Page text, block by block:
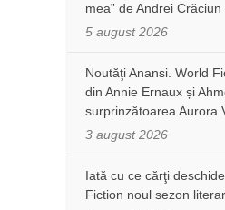
mea” de Andrei Crăciun
5 august 2026
Noutăţi Anansi. World
din Annie Ernaux și
surprinzătoarea Aurora
3 august 2026
Iată cu ce cărţi
Fiction noul sezon literar